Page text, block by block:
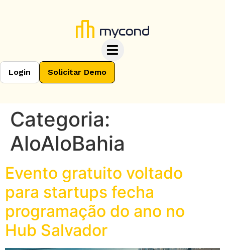
Login Solicitar Demo
Categoria:
AloAloBahia
Evento gratuito voltado
para startups fecha
programação do ano no
Hub Salvador